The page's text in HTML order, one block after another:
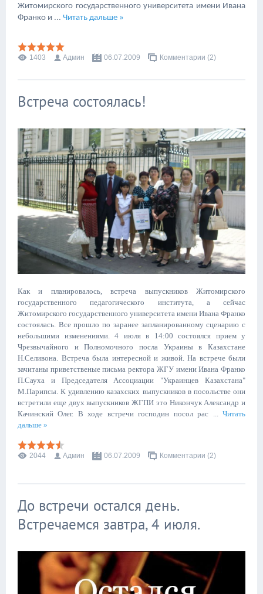
Житомирского государственного университета имени Ивана
Франко и ... Читать дальше »
1403 Админ 06.07.2009 Комментарии (2)
Встреча состоялась!
Как и планировалось, встреча выпускников Житомирского
государственного педагогического института, а сейчас
Житомирского государственного университета имени Ивана Франко
состоялась. Все прошло по заранее запланированному сценарию с
небольшими изменениями. 4 июля в 14:00 состоялся прием у
Чрезвычайного и Полномочного посла Украины в Казахстане
Н.Селивона. Встреча была интересной и живой. На встрече были
зачитаны приветственые письма ректора ЖГУ имени Ивана Франко
П.Сауха и Председателя Ассоциации "Украинцев Казахстана"
М.Парипсы. К удивлению казахских выпускников в посольстве они
встретили еще двух выпускников ЖГПИ это Никончук Александр и
Качинский Олег. В ходе встречи господин посол рас
...Читать
дальше »
2044 Админ 06.07.2009 Комментарии (2)
До встречи остался день.
Встречаемся завтра, 4 июля.